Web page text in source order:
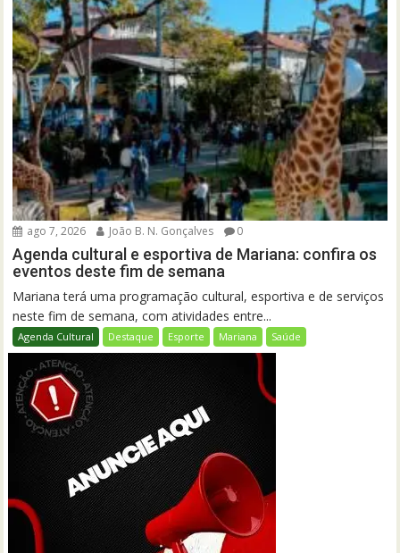
ago 7, 2026 João B. N. Gonçalves 0
Agenda cultural e esportiva de Mariana: confira os
eventos deste fim de semana
Mariana terá uma programação cultural, esportiva e de serviços
neste fim de semana, com atividades entre...
Agenda Cultural Destaque Esporte Mariana Saúde